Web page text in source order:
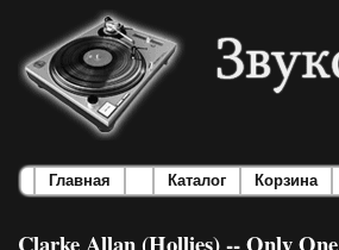
Главная Каталог Корзина
Clarke Allan (Hollies) -- Only One